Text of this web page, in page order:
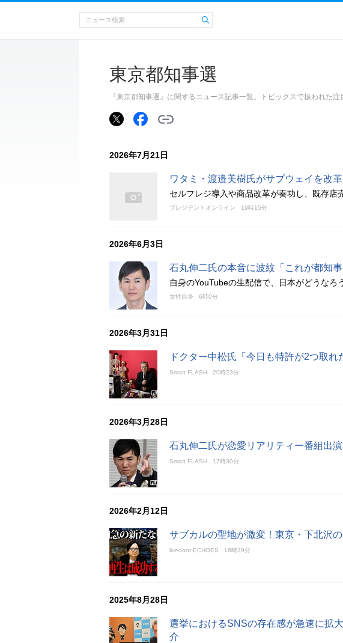
東京都知事選
『東京都知事選』に関するニュース記事一覧。トピックスで扱われた注
2026年7月21日
ワタミ・渡邉美樹氏がサブウェイを改
セルフレジ導入や商品改革が奏功し、既存店
プレジデントオンライン 19時15分
2026年6月3日
石丸伸二氏の本音に波紋「これが都知
自身のYouTubeの生配信で、日本がどうなろ
女性自身 6時0分
2026年3月31日
ドクター中松氏「今日も特許が2つ取れ
Smart FLASH 20時23分
2026年3月28日
石丸伸二氏が恋愛リアリティー番組出
Smart FLASH 17時30分
2026年2月12日
サブカルの聖地が激変！東京・下北沢
livedoor ECHOES 16時39分
2025年8月28日
選挙におけるSNSの存在感が急速に拡
介